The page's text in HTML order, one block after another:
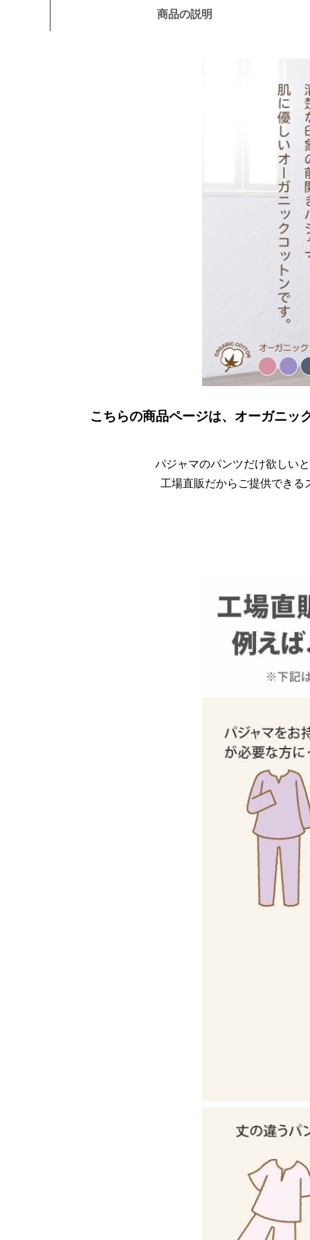
商品の説明
こちらの商品ページは、オーガニッ
パジャマのパンツだけ欲しい
工場直販だからご提供でき